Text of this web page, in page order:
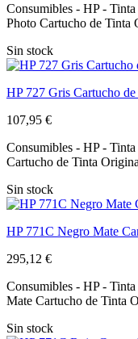
Consumibles - HP -
Photo Cartucho de Tinta
Sin stock
HP 727 Gris Cartucho
107,95 €
Consumibles - HP -
Cartucho de Tinta
Sin stock
HP 771C Negro Mate
295,12 €
Consumibles - HP -
Mate Cartucho de Tinta
Sin stock